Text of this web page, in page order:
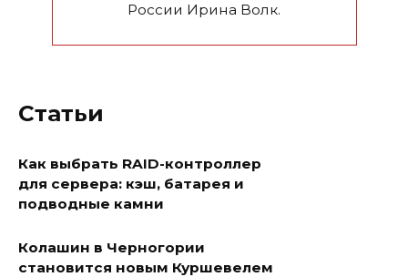
России Ирина Волк.
Статьи
Как выбрать RAID-контроллер
для сервера: кэш, батарея и
подводные камни
Колашин в Черногории
становится новым Куршевелем